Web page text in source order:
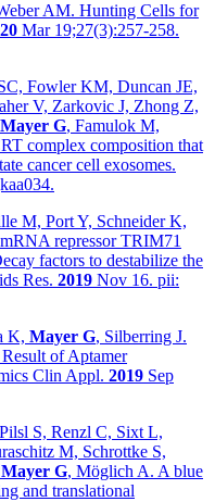
AM. Hunting Cells for
Mar 19;27(3):257-258.
Fowler KM, Duncan JE,
V, Zarkovic J, Zhong Z,
Mayer G, Famulok M,
complex composition that
cancer cell exosomes.
M, Port Y, Schneider K,
repressor TRIM71
factors to destabilize the
Res. 2019 Nov 16. pii:
K, Mayer G, Silberring J.
of Aptamer
Clin Appl. 2019 Sep
S, Renzl C, Sixt L,
M, Schrottke S,
Mayer G, Möglich A. A blue
and translational